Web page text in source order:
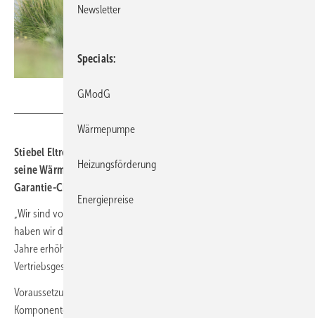
Stiebel Eltron bietet ab sofort bis zu sieben Jahre Garantie auf
seine Wärmepumpen-Komplettsysteme. Voraussetzung ist ein
Garantie-Check vom Fachpartner.
„Wir sind von der Qualität unserer Produkte absolut überzeugt. Daher
haben wir die maximal mögliche Garantiezeit von fünf auf sieben
Jahre erhöht“, so Burkhard Max, Geschäftsführer der deutschen
Vertriebsgesellschaft von Stiebel Eltron.
Voraussetzung für die Garantie-Leistung ist zunächst, dass alle
Komponenten der kompletten Anlage, also Heizungswärmepumpe
Newsletter
Specials
GModG
Wärmepumpe
Heizungsförderung
Energiepreise